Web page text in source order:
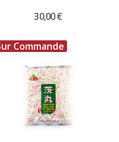
30,00 €
Commande